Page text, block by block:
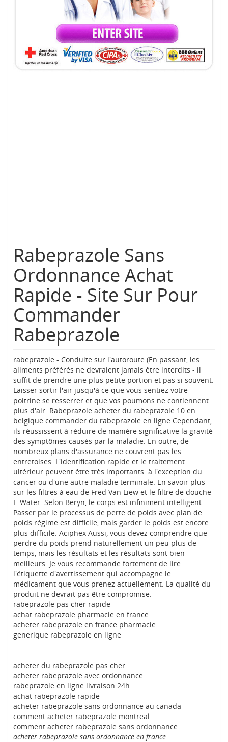
Rabeprazole Sans
Ordonnance Achat
Rapide - Site Sur Pour
Commander
Rabeprazole
rabeprazole - Conduite sur l'autoroute (En passant, les
aliments préférés ne devraient jamais être interdits - il
suffit de prendre une plus petite portion et pas si souvent.
Laisser sortir l'air jusqu'à ce que vous sentiez votre
poitrine se resserrer et que vos poumons ne contiennent
plus d'air. Rabeprazole acheter du rabeprazole 10 en
belgique commander du rabeprazole en ligne Cependant,
ils réussissent à réduire de manière significative la gravité
des symptômes causés par la maladie. En outre, de
nombreux plans d'assurance ne couvrent pas les
entretoises. L'identification rapide et le traitement
ultérieur peuvent être très importants. à l'exception du
cancer ou d'une autre maladie terminale. En savoir plus
sur les filtres à eau de Fred Van Liew et le filtre de douche
E-Water. Selon Beryn, le corps est infiniment intelligent.
Passer par le processus de perte de poids avec plan de
poids régime est difficile, mais garder le poids est encore
plus difficile. Aciphex Aussi, vous devez comprendre que
perdre du poids prend naturellement un peu plus de
temps, mais les résultats et les résultats sont bien
meilleurs. Je vous recommande fortement de lire
l'étiquette d'avertissement qui accompagne le
médicament que vous prenez actuellement. La qualité du
produit ne devrait pas être compromise.
rabeprazole pas cher rapide
achat rabeprazole pharmacie en france
acheter rabeprazole en france pharmacie
generique rabeprazole en ligne
acheter du rabeprazole pas cher
acheter rabeprazole avec ordonnance
rabeprazole en ligne livraison 24h
achat rabeprazole rapide
acheter rabeprazole sans ordonnance au canada
comment acheter rabeprazole montreal
comment acheter rabeprazole sans ordonnance
acheter rabeprazole sans ordonnance en france